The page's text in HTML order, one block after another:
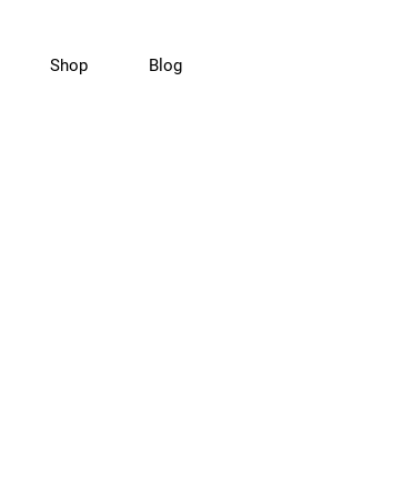
Shop Blog